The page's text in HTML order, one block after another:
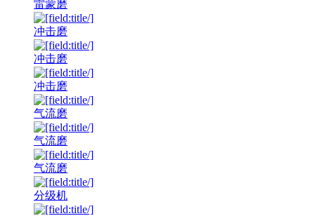
雷蒙磨
冲击磨
冲击磨
冲击磨
气流磨
气流磨
气流磨
分级机